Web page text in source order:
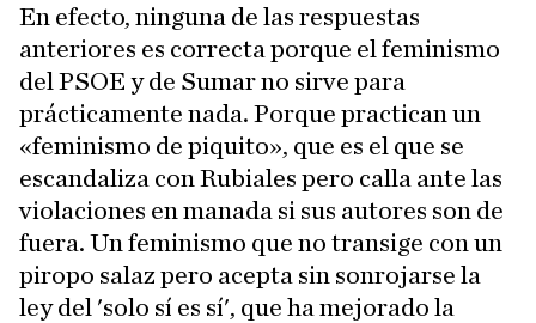
En efecto, ninguna de las respuestas
anteriores es correcta porque el feminismo
del PSOE y de Sumar no sirve para
prácticamente nada. Porque practican un
«feminismo de piquito», que es el que se
escandaliza con Rubiales pero calla ante las
violaciones en manada si sus autores son de
fuera. Un feminismo que no transige con un
piropo salaz pero acepta sin sonrojarse la
ley del 'solo sí es sí', que ha mejorado la